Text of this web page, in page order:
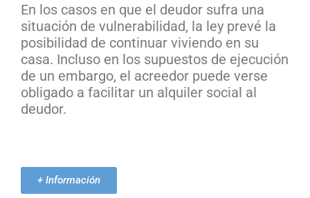
En los casos en que el deudor sufra una
situación de vulnerabilidad, la ley prevé la
posibilidad de continuar viviendo en su
casa. Incluso en los supuestos de ejecución
de un embargo, el acreedor puede verse
obligado a facilitar un alquiler social al
deudor.
+ Información